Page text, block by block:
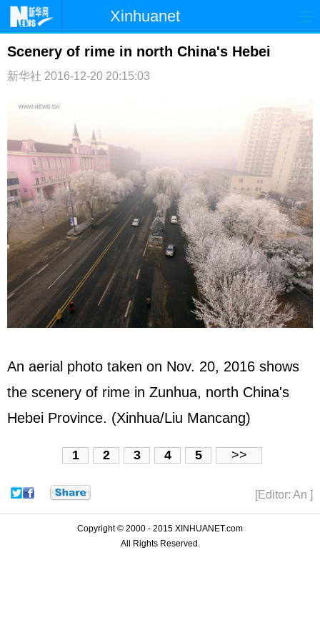
Xinhuanet
首页 时政 国际 港澳
台湾 财经
纪检 军事
博客
Scenery of rime in north China's Hebei
新华社 2016-12-20 20:15:03
An aerial photo taken on Nov. 20, 2016 shows
the scenery of rime in Zunhua, north China's
Hebei Province. (Xinhua/Liu Mancang)
1 2 3 4 5 >>
[Editor: An ]
Copyright © 2000 - 2015 XINHUANET.com
All Rights Reserved.